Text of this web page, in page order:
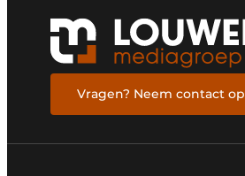
Vragen? Neem contact op